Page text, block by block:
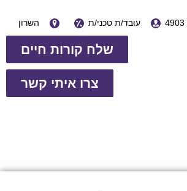
עובד/ת טכני/ת השרון
שלח קורות חיים
צרו איתי קשר